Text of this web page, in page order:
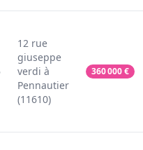
12 rue
giuseppe
verdi à
Pennautier
(11610)
360 000€